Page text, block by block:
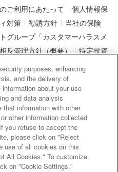
ご利用にあたって
個人情報保
対策 勧誘方針
当社の保険
グループ「カスタマーハラスメ
反管理方針（概要）
特定投資
済等代行業者との連携について
ロ資金供与対策に関するガイド
アクセシビリティについて
行代理業務について
金銭債権
行株式会社
purposes, enhancing
and the delivery of
about your use
and data analysis
that information with other
other information collected
you refuse to accept the
please click on "Reject
use of all cookies on this
All Cookies." To customize
on "Cookie Settings."